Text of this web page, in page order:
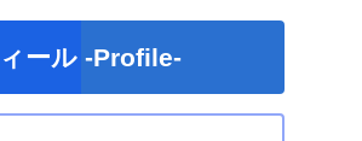
ール -Profile-